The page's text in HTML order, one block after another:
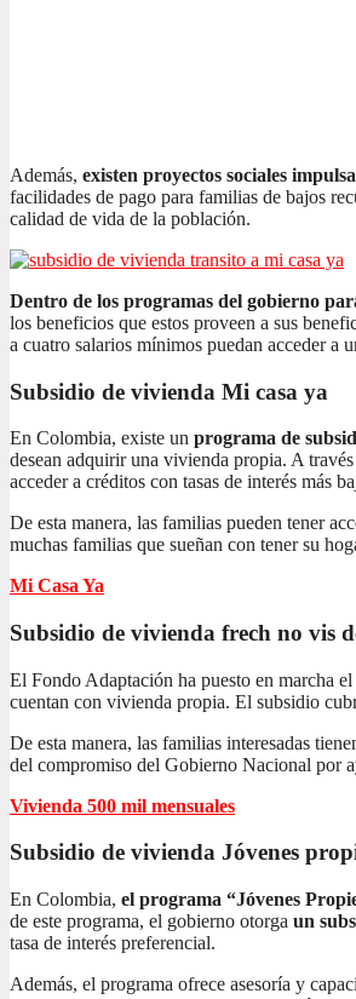
Además, existen proyectos sociales
facilidades de pago para familias de bajos
calidad de vida de la población.
Dentro de los programas del gobierno
los beneficios que estos proveen a sus
a cuatro salarios mínimos puedan acceder a
Subsidio de vivienda Mi casa ya
En Colombia, existe un programa de
desean adquirir una vivienda propia. A
acceder a créditos con tasas de interés más
De esta manera, las familias pueden tener
muchas familias que sueñan con tener su
Mi Casa Ya
Subsidio de vivienda frech no vis
El Fondo Adaptación ha puesto en marcha
cuentan con vivienda propia. El subsidio
De esta manera, las familias interesadas
del compromiso del Gobierno Nacional por
Vivienda 500 mil mensuales
Subsidio de vivienda Jóvenes
En Colombia, el programa “Jóvenes
de este programa, el gobierno otorga un
tasa de interés preferencial.
Además, el programa ofrece asesoría y